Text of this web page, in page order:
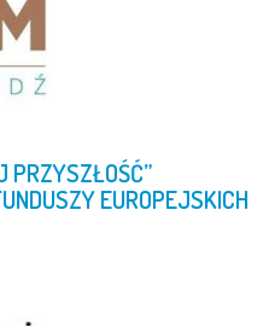
PRZYSZŁOŚĆ”
EUROPEJSKICH